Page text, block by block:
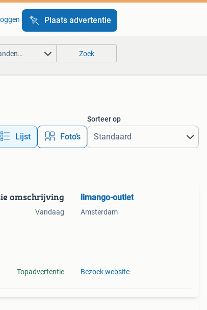
Plaats advertentie
Zoek
Lijst Foto’s
Sorteer op
omschrijving
Vandaag
Topadvertentie
limango-outlet
Amsterdam
Bezoek website